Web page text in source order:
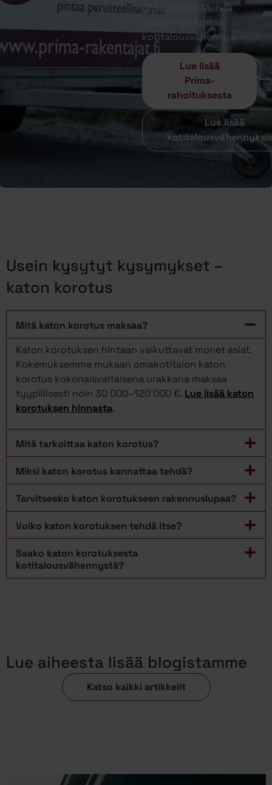
yhteydessä. Muista
lisäksi hyödyntää
kotitalousvähennys.
Lue lisää
Prima-
rahoituksesta
Lue lisää
Usein kysytyt kysymykset –
katon korotus
Mitä katon korotus maksaa?
Katon korotuksen hintaan vaikuttavat monet asiat.
Kokemuksemme mukaan omakotitalon katon
korotus kokonaisvaltaisena urakkana maksaa
tyypillisesti noin 30 000–120 000 €. Lue lisää katon
korotuksen hinnasta.
Mitä tarkoittaa katon korotus?
Miksi katon korotus kannattaa tehdä?
Tarvitseeko katon korotukseen rakennuslupaa?
Voiko katon korotuksen tehdä itse?
Saako katon korotuksesta
kotitalousvähennystä?
Lue aiheesta lisää blogistamme
Katso kaikki artikkelit